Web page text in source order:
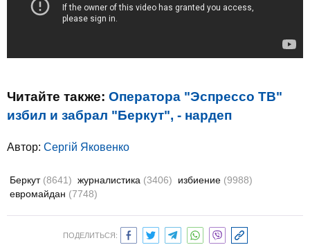
Читайте также: Оператора "Эспрессо ТВ"
избил и забрал "Беркут", - нардеп
Автор: Сергій Яковенко
Беркут (8641) журналистика (3406) избиение (9988)
евромайдан (7748)
ПОДЕЛИТЬСЯ: